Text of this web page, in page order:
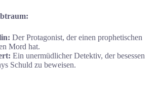
Der Protagonist, der einen prophetischen
Mord hat.
Ein unermüdlicher Detektiv, der besessen
Schuld zu beweisen.